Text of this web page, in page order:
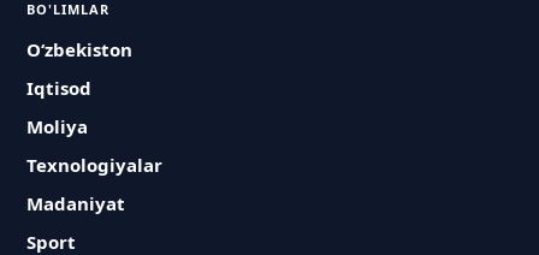
BO'LIMLAR
O‘zbekiston
Iqtisod
Moliya
Texnologiyalar
Madaniyat
Sport